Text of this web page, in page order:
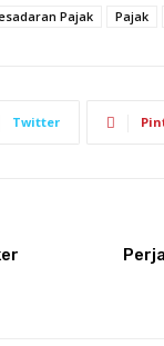
Pajak Pajak
Twitter